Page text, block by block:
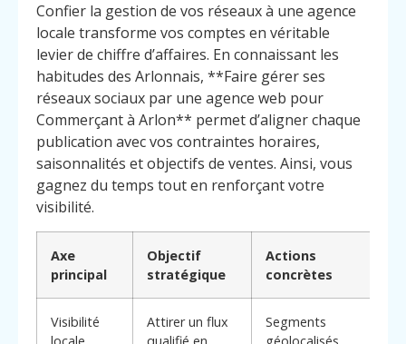
Confier la gestion de vos réseaux à une agence
locale transforme vos comptes en véritable
levier de chiffre d’affaires. En connaissant les
habitudes des Arlonnais, **Faire gérer ses
réseaux sociaux par une agence web pour
Commerçant à Arlon** permet d’aligner chaque
publication avec vos contraintes horaires,
saisonnalités et objectifs de ventes. Ainsi, vous
gagnez du temps tout en renforçant votre
visibilité.
Axe
principal
Objectif
stratégique
Actions
concrètes
Visibilité
locale
Attirer un flux
qualifié en
Segments
géolocalisés